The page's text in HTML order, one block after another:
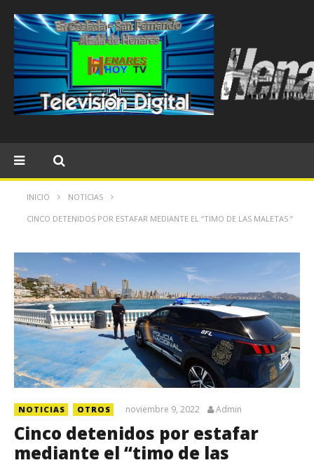
INICIO NOTICIAS
CINCO DETENIDOS POR ESTAFAR MEDIANTE EL “TIMO DE LAS MALETAS “
NOTICIAS OTROS noviembre 9, 2022 Admin
Cinco detenidos por estafar
mediante el “timo de las